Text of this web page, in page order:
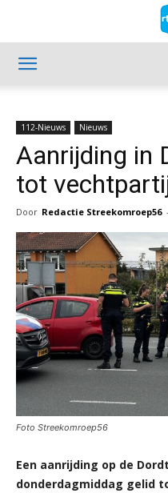
112-Nieuws Nieuws
Aanrijding in
tot
Door Redactie Streekomroep56 -
Foto Streekomroep56
Een aanrijding op de
donderdagmiddag gelid